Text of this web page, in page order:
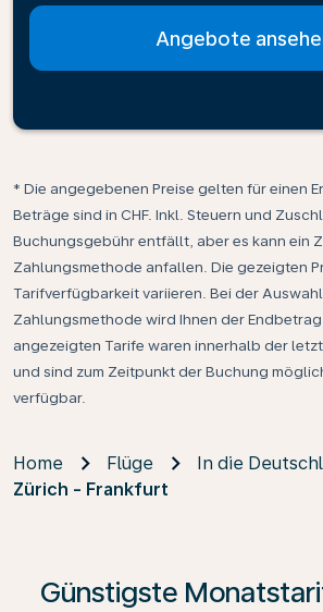
Angebote
* Die angegebenen Preise gelten für einen
Beträge sind in CHF. Inkl. Steuern und
Buchungsgebühr entfällt, aber es kann ein
Zahlungsmethode anfallen. Die gezeigten
Tarifverfügbarkeit variieren. Bei der
Zahlungsmethode wird Ihnen der
angezeigten Tarife waren innerhalb der
und sind zum Zeitpunkt der Buchung
verfügbar.
Home Flüge
In die
Zürich - Frankfurt
Günstigste
Wenn keine Ergebnisse